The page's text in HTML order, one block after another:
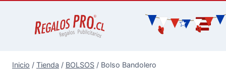
Inicio / Tienda / BOLSOS / Bolso Bandolero